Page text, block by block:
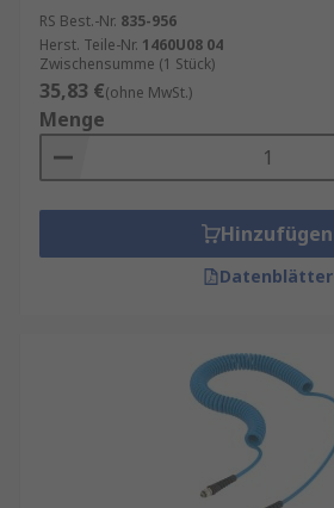
RS Best.-Nr. 835-956
Herst. Teile-Nr. 1460U08 04
Zwischensumme (1 Stück)
35,83 €(ohne MwSt.)
Menge
Hinzufügen
Datenblätter